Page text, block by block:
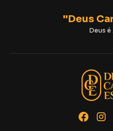
"Deus
Deus é